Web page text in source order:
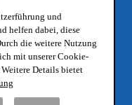
und
helfen dabei, diese
die weitere Nutzung
mit unserer Cookie-
Details bietet